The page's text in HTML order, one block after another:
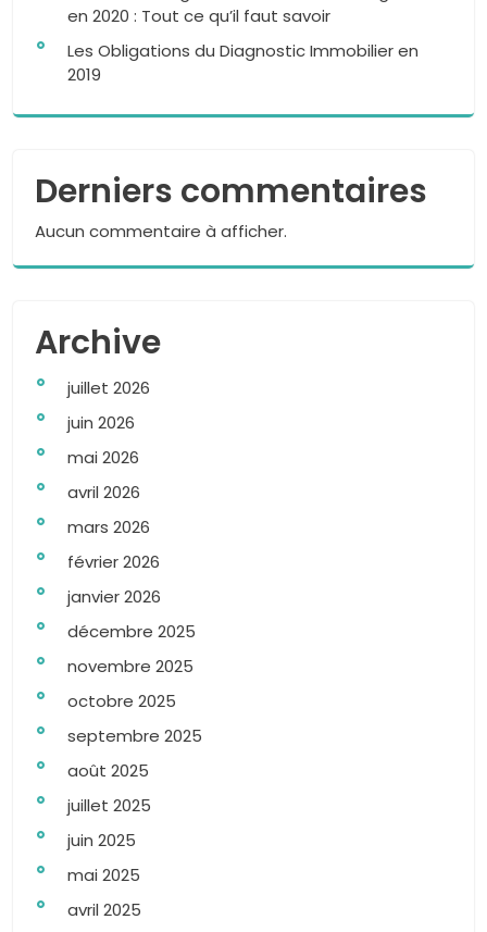
en 2020 : Tout ce qu’il faut savoir
Les Obligations du Diagnostic Immobilier en
2019
Derniers commentaires
Aucun commentaire à afficher.
Archive
juillet 2026
juin 2026
mai 2026
avril 2026
mars 2026
février 2026
janvier 2026
décembre 2025
novembre 2025
octobre 2025
septembre 2025
août 2025
juillet 2025
juin 2025
mai 2025
avril 2025